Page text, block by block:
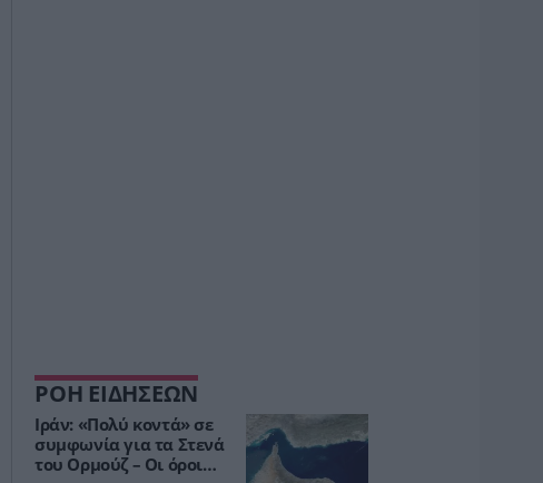
ΡΟΗ ΕΙΔΗΣΕΩΝ
Ιράν: «Πολύ κοντά» σε
συμφωνία για τα Στενά
του Ορμούζ – Οι όροι